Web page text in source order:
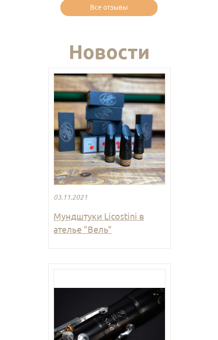
Все отзывы
Новости
03.11.2021
Мундштуки Licostini в
ателье "Вель"